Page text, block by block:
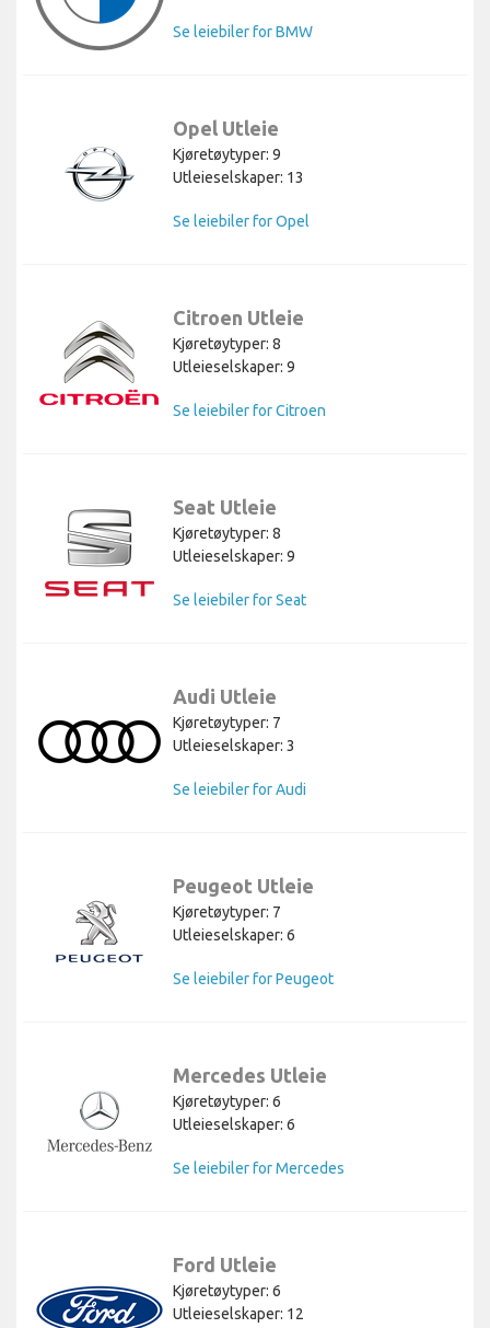
Se leiebiler for BMW
Opel Utleie
Kjøretøytyper: 9
Utleieselskaper: 13
Se leiebiler for Opel
Citroen Utleie
Kjøretøytyper: 8
Utleieselskaper: 9
Se leiebiler for Citroen
Seat Utleie
Kjøretøytyper: 8
Utleieselskaper: 9
Se leiebiler for Seat
Audi Utleie
Kjøretøytyper: 7
Utleieselskaper: 3
Se leiebiler for Audi
Peugeot Utleie
Kjøretøytyper: 7
Utleieselskaper: 6
Se leiebiler for Peugeot
Mercedes Utleie
Kjøretøytyper: 6
Utleieselskaper: 6
Se leiebiler for Mercedes
Ford Utleie
Kjøretøytyper: 6
Utleieselskaper: 12